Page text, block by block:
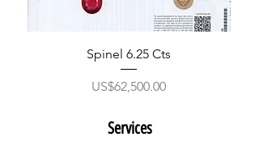
Spinel 6.25 Cts
ราคา
US$62,500.00
Services